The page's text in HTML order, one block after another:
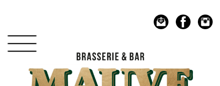
hoofdnavigatie
hoofd
inhoud
Mauve